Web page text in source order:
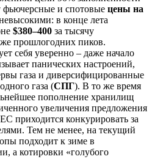
фьючерсные и спотовые цены на
в конце лета
$380–400 за тысячу
прошлогодних пиков.
себя уверенно – даже начало
панических настроений,
газа и диверсифицированные
газа (СПГ). В то же время
пополнение хранилищ
увеличения предложения
приходится конкурировать за
Тем не менее, на текущий
подходит к зиме в
а котировки «голубого